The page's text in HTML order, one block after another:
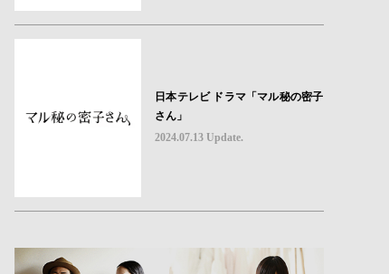
日本テレビ ドラマ「マル秘の密子
さん」
2024.07.13 Update.